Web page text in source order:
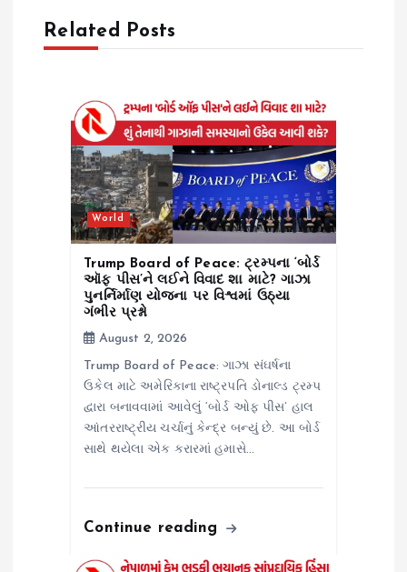
vRelated Posts
World
Trump Board of Peace: ટ્રમ્પના ‘બોર્ડ
ઑફ પીસ’ને લઈને વિવાદ શા માટે? ગાઝા
પુનર્નિર્માણ યોજના પર વિશ્વમાં ઉઠ્યા
ગંભીર પ્રશ્નો
August 2, 2026
Trump Board of Peace: ગાઝા સંઘર્ષના
ઉકેલ માટે અમેરિકાના રાષ્ટ્રપતિ ડોનાલ્ડ ટ્રમ્પ
દ્વારા બનાવવામાં આવેલું ‘બોર્ડ ઓફ પીસ’ હાલ
આંતરરાષ્ટ્રીય ચર્ચાનું કેન્દ્ર બન્યું છે. આ બોર્ડ
સાથે થયેલા એક કરારમાં હમાસે…
Continue reading